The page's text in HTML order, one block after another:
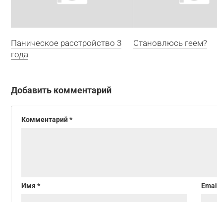
Паническое расстройство 3
года
Становлюсь геем?
Добавить комментарий
Комментарий*
Имя * Email